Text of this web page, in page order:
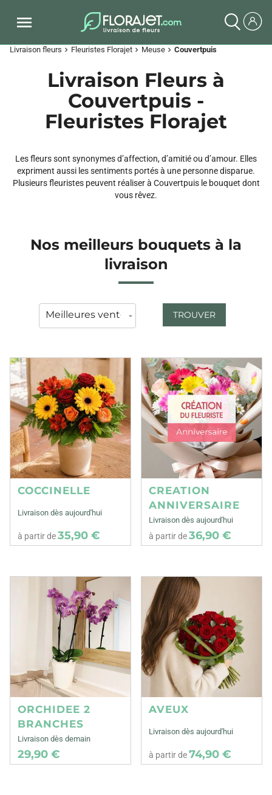
Livraison fleurs chevron_right Fleuristes Florajet chevron_right Meuse chevron_right Couvertpuis
Livraison Fleurs à
Couvertpuis -
Fleuristes Florajet
Les fleurs sont synonymes d’affection, d’amitié ou d’amour. Elles
expriment aussi les sentiments portés à une personne disparue.
Plusieurs fleuristes peuvent réaliser à Couvertpuis le bouquet dont
vous rêvez.
Nos meilleurs bouquets à la
livraison
TROUVER
COCCINELLE
Livraison dès aujourd'hui
à partir de35,90 €
CREATION
ANNIVERSAIRE
Livraison dès aujourd'hui
à partir de36,90 €
ORCHIDEE 2
BRANCHES
Livraison dès demain
29,90 €
AVEUX
Livraison dès aujourd'hui
à partir de74,90 €